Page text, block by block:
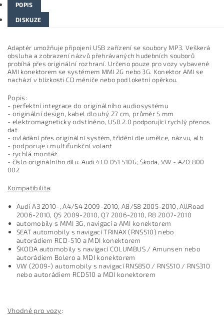
POPIS
DISKUZE
Adaptér umožňuje připojení USB zařízení se soubory MP3. Veškerá
obsluha a zobrazení názvů přehrávaných hudebních souborů
probíhá přes originální rozhraní. Určeno pouze pro vozy vybavené
AMI konektorem se systémem MMI 2G nebo 3G. Konektor AMI se
nachází v blízkosti CD měniče nebo pod loketní opěrkou.
Popis:
- perfektní integrace do originálního audiosystému
- originální design, kabel dlouhý 27 cm, průměr 5 mm
- elektromagneticky odstíněno, USB 2.0 podporující rychlý přenos
dat
- ovládání přes originální systém, třídění dle umělce, názvu, alb
- podporuje i multifunkční volant
- rychlá montáž
- číslo originálního dílu: Audi 4F0 051 510G; Škoda, VW - AZO 800
002
Kompatibilita:
AudiA3 2010-,A4/S4 2009-2010, A8/S8 2005-2010, AllRoad
2006-2010, Q5 2009-2010, Q7 2006-2010, R8 2007-2010
automobily s MMI 3G, navigací a AMI konektorem
SEAT automobily s navigací TRINAX (RNS510) nebo
autorádiem RCD-510 a MDI konektorem
ŠKODA automobily s navigací COLUMBUS / Amunsen nebo
autorádiem Bolero a MDI konektorem
VW (2009-) automobily s navigací RNS850 / RNS510 / RNS310
nebo autorádiem RCD510 a MDI konektorem
Vhodné pro vozy: